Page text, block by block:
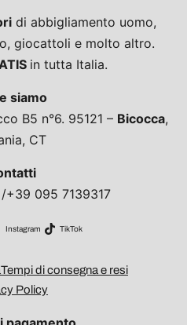
di abbigliamento uomo,
giocattoli e molto altro.
in tutta Italia.
siamo
B5 n°6. 95121 – Bicocca,
CT
+39 095 7139317
Instagram TikTok
Tempi di consegna e resi
Policy